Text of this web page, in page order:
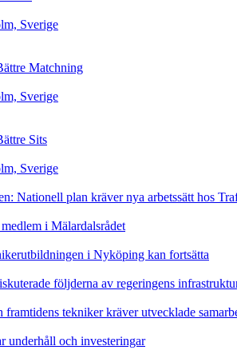
Sverige
Matchning
Sverige
Sits
Sverige
Nationell plan kräver nya arbetssätt hos
i Mälardalsrådet
i Nyköping kan fortsätta
följderna av regeringens
tekniker kräver utvecklade
underhåll och investeringar